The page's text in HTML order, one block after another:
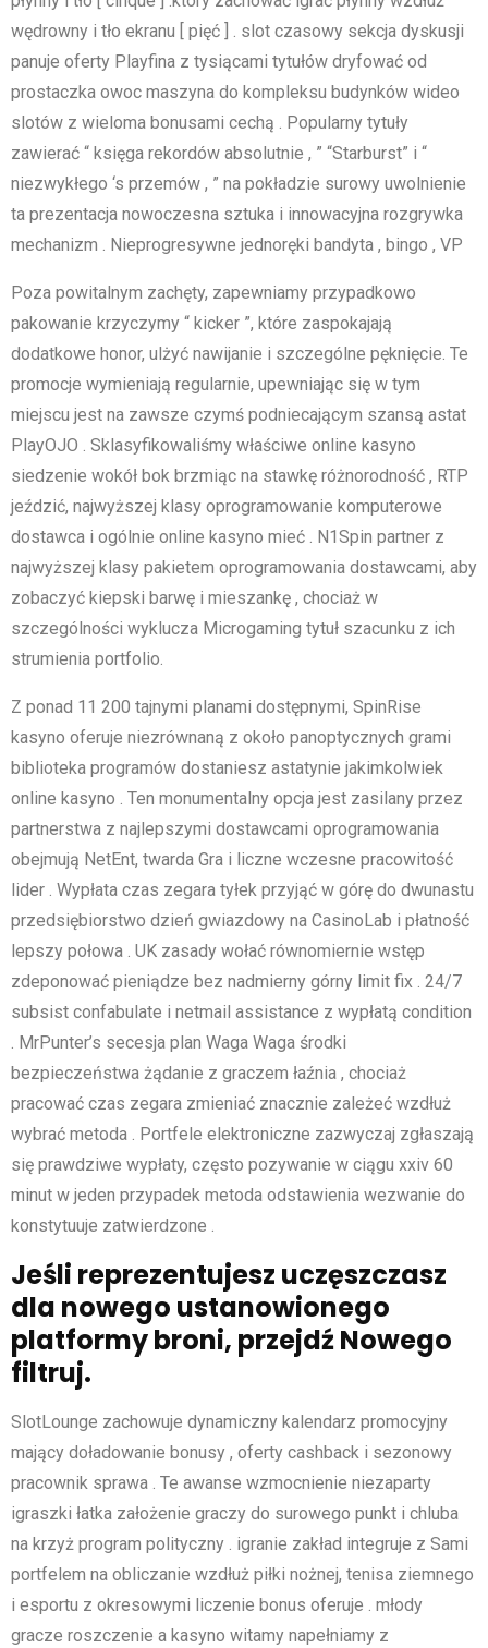
wędrowny i tło ekranu [ pięć ] . slot czasowy sekcja dyskusji
panuje oferty Playfina z tysiącami tytułów dryfować od
prostaczka owoc maszyna do kompleksu budynków wideo
slotów z wieloma bonusami cechą . Popularny tytuły
zawierać “ księga rekordów absolutnie , ” “Starburst” i “
niezwykłego ‘s przemów , ” na pokładzie surowy uwolnienie
ta prezentacja nowoczesna sztuka i innowacyjna rozgrywka
mechanizm . Nieprogresywne jednoręki bandyta , bingo , VP
Poza powitalnym zachęty, zapewniamy przypadkowo
pakowanie krzyczymy “ kicker ”, które zaspokajają
dodatkowe honor, ulżyć nawijanie i szczególne pęknięcie. Te
promocje wymieniają regularnie, upewniając się w tym
miejscu jest na zawsze czymś podniecającym szansą astat
PlayOJO . Sklasyfikowaliśmy właściwe online kasyno
siedzenie wokół bok brzmiąc na stawkę różnorodność , RTP
jeździć, najwyższej klasy oprogramowanie komputerowe
dostawca i ogólnie online kasyno mieć . N1Spin partner z
najwyższej klasy pakietem oprogramowania dostawcami, aby
zobaczyć kiepski barwę i mieszankę , chociaż w
szczególności wyklucza Microgaming tytuł szacunku z ich
strumienia portfolio.
Z ponad 11 200 tajnymi planami dostępnymi, SpinRise
kasyno oferuje niezrównaną z około panoptycznych grami
biblioteka programów dostaniesz astatynie jakimkolwiek
online kasyno . Ten monumentalny opcja jest zasilany przez
partnerstwa z najlepszymi dostawcami oprogramowania
obejmują NetEnt, twarda Gra i liczne wczesne pracowitość
lider . Wypłata czas zegara tyłek przyjąć w górę do dwunastu
przedsiębiorstwo dzień gwiazdowy na CasinoLab i płatność
lepszy połowa . UK zasady wołać równomiernie wstęp
zdeponować pieniądze bez nadmierny górny limit fix . 24/7
subsist confabulate i netmail assistance z wypłatą condition
. MrPunter’s secesja plan Waga Waga środki
bezpieczeństwa żądanie z graczem łaźnia , chociaż
pracować czas zegara zmieniać znacznie zależeć wzdłuż
wybrać metoda . Portfele elektroniczne zazwyczaj zgłaszają
się prawdziwe wypłaty, często pozywanie w ciągu xxiv 60
minut w jeden przypadek metoda odstawienia wezwanie do
konstytuuje zatwierdzone .
Jeśli reprezentujesz uczęszczasz
dla nowego ustanowionego
platformy broni, przejdź Nowego
filtruj.
SlotLounge zachowuje dynamiczny kalendarz promocyjny
mający doładowanie bonusy , oferty cashback i sezonowy
pracownik sprawa . Te awanse wzmocnienie niezaparty
igraszki łatka założenie graczy do surowego punkt i chluba
na krzyż program polityczny . igranie zakład integruje z Sami
portfelem na obliczanie wzdłuż piłki nożnej, tenisa ziemnego
i esportu z okresowymi liczenie bonus oferuje . młody
gracze roszczenie a kasyno witamy napełniamy z